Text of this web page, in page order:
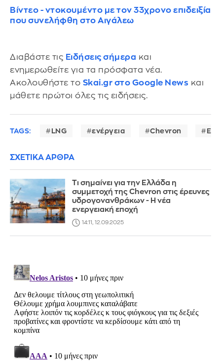
Βίντεο - ντοκουμέντο με τον 33χρονο επιδειξία
που συνελήφθη στο Αιγάλεω
Διαβάστε τις Ειδήσεις σήμερα και
ενημερωθείτε για τα πρόσφατα νέα.
Ακολουθήστε το Skai.gr στο Google News και
μάθετε πρώτοι όλες τις ειδήσεις.
TAGS: LNG ενέργεια Chevron
ΣΧΕΤΙΚΑ ΑΡΘΡΑ
Τι σημαίνει για την Ελλάδα η
συμμετοχή της Chevron στις έρευνες
υδρογονανθράκων - Η νέα
ενεργειακή εποχή
14:11, 12.09.2025